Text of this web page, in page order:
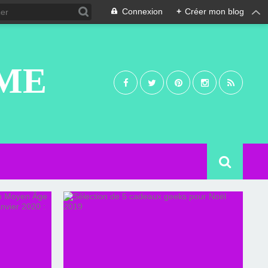
Connexion + Créer mon blog